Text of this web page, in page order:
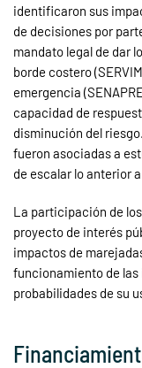
identificaron sus
de decisiones por
mandato legal de dar
borde costero
emergencia
capacidad de
disminución del
fueron asociadas a
de escalar lo anterior
La participación de
proyecto de interés
impactos de
funcionamiento de
probabilidades de su